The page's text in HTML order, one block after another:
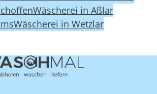
Wäscherei in Aßlar
Wäscherei in Wetzlar